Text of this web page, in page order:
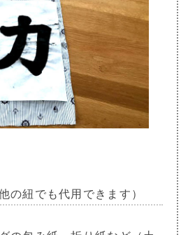
の紐でも代用できます）